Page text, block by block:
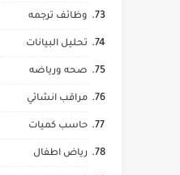
وظائف ترجمه
تحليل البيانات
صحه ورياضه
مراقب انشائي
حاسب كميات
رياض اطفال